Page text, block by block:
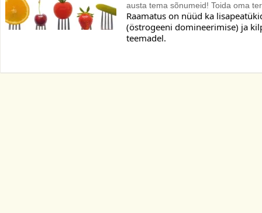
austa tema sõnumeid! Toida oma
Raamatus on nüüd ka
(östrogeeni domineerimise) ja
teemadel.